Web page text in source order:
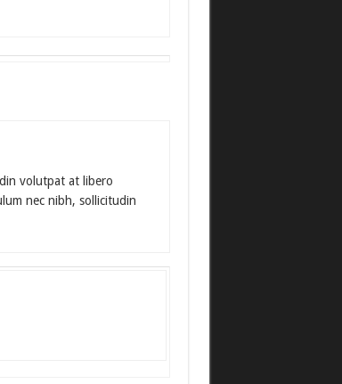
volutpat at libero
nec nibh, sollicitudin